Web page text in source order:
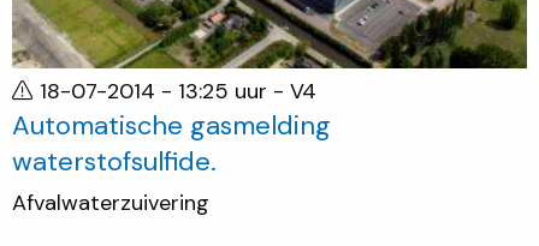
18-07-2014 - 13:25 uur - V4
Automatische gasmelding
waterstofsulfide.
Afvalwaterzuivering